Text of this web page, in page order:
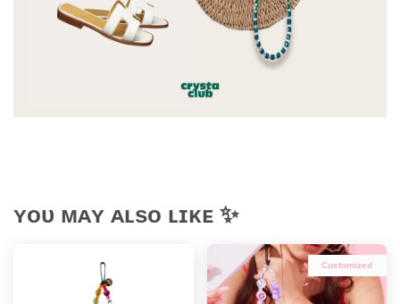
ʏᴏᴜ ᴍᴀʏ ᴀʟsᴏ ʟɪᴋᴇ ✨
Customized